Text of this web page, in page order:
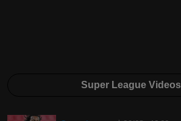
Super League Videos